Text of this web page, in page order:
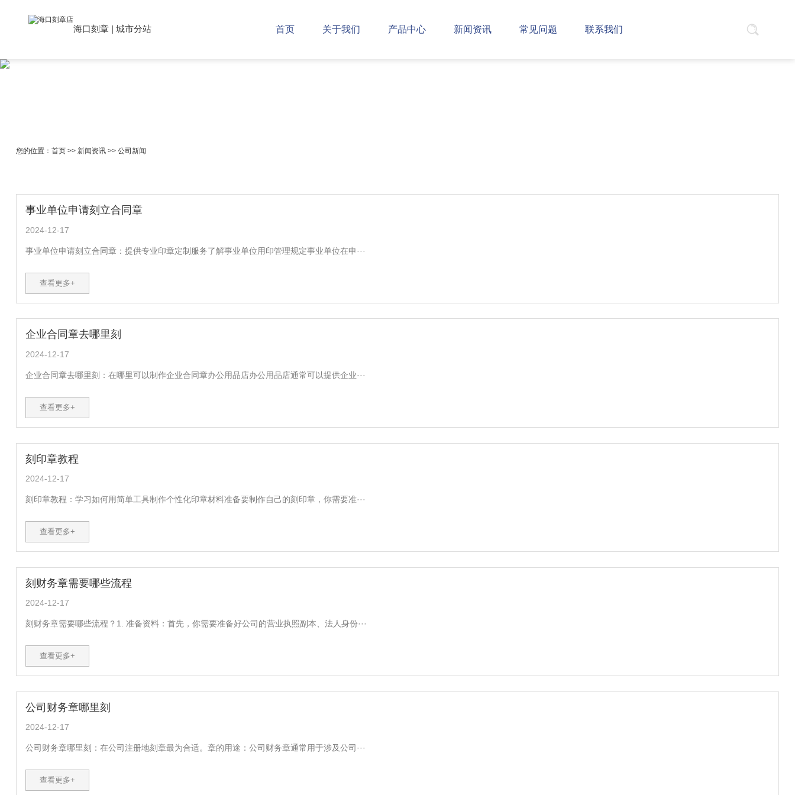
海口刻章 | 城市分站 首页 关于我们 产品中心 新闻资讯 常见问题 联系我们
您的位置： 首页>> 新闻资讯>> 公司新闻
事业单位申请刻立合同章
2024-12-17
事业单位申请刻立合同章：提供专业印章定制服务了解事业单位用印管理规定事业单位在申···
查看更多+
企业合同章去哪里刻
2024-12-17
企业合同章去哪里刻：在哪里可以制作企业合同章办公用品店办公用品店通常可以提供企业···
查看更多+
刻印章教程
2024-12-17
刻印章教程：学习如何用简单工具制作个性化印章材料准备要制作自己的刻印章，你需要准···
查看更多+
刻财务章需要哪些流程
2024-12-17
刻财务章需要哪些流程？1. 准备资料：首先，你需要准备好公司的营业执照副本、法人身份···
查看更多+
公司财务章哪里刻
2024-12-17
公司财务章哪里刻：在公司注册地刻章最为合适。章的用途：公司财务章通常用于涉及公司···
查看更多+